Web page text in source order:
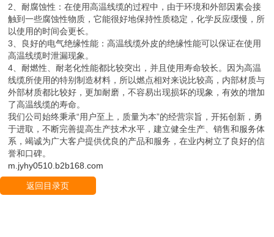
2、耐腐蚀性：在使用高温线缆的过程中，由于环境和外部因素会接
触到一些腐蚀性物质，它能很好地保持性质稳定，化学反应缓慢，所
以使用的时间会更长。
3、良好的电气绝缘性能：高温线缆外皮的绝缘性能可以保证在使用
高温线缆时泄漏现象。
4、耐燃性、耐老化性能都比较突出，并且使用寿命较长。因为高温
线缆所使用的特别制造材料，所以燃点相对来说比较高，内部材质与
外部材质都比较好，更加耐磨，不容易出现损坏的现象，有效的增加
了高温线缆的寿命。
我们公司始终秉承“用户至上，质量为本”的经营宗旨，开拓创新，勇
于进取，不断完善提高生产技术水平，建立健全生产、销售和服务体
系，竭诚为广大客户提供优良的产品和服务，在业内树立了良好的信
誉和口碑。
m.jyhy0510.b2b168.com
返回目录页